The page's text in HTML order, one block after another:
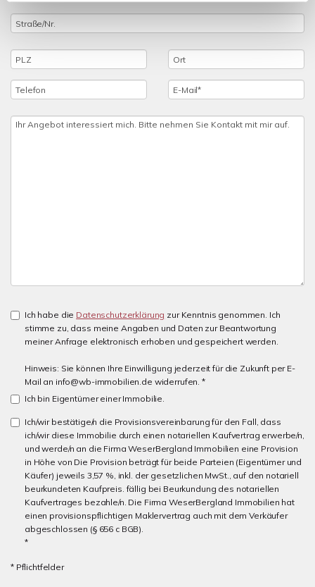
Ich habe die Datenschutzerklärung zur Kenntnis genommen. Ich
stimme zu, dass meine Angaben und Daten zur Beantwortung
meiner Anfrage elektronisch erhoben und gespeichert werden.
Hinweis: Sie können Ihre Einwilligung jederzeit für die Zukunft per E-
Mail an info@wb-immobilien.de widerrufen. *
Ich bin Eigentümer einer Immobilie.
Ich/wir bestätige/n die Provisionsvereinbarung für den Fall, dass
ich/wir diese Immobilie durch einen notariellen Kaufvertrag erwerbe/n,
und werde/n an die Firma WeserBergland Immobilien eine Provision
in Höhe von Die Provision beträgt für beide Parteien (Eigentümer und
Käufer) jeweils 3,57 %, inkl. der gesetzlichen MwSt., auf den notariell
beurkundeten Kaufpreis. fällig bei Beurkundung des notariellen
Kaufvertrages bezahle/n. Die Firma WeserBergland Immobilien hat
einen provisionspflichtigen Maklervertrag auch mit dem Verkäufer
abgeschlossen (§ 656 c BGB).
*
* Pflichtfelder